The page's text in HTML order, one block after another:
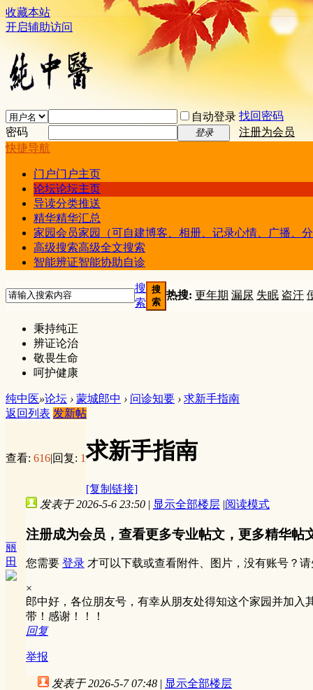
收藏本站
开启辅助访问
自动登录 找回密码
密码
登录
注册为会员
快捷导航
门户门户主页
论坛论坛主页
导读分类推送
精华精华汇总
家园会员家园（可自建博客、相册、记录心情、广播、
高级搜索高级全文搜索
智能辨证智能协助自诊
搜
索
搜
索
热搜: 更年期 漏尿 失眠 盗汗
秉持纯正
辨证论治
敬畏生命
呵护健康
纯中医»论坛 › 蒙城郎中 › 问诊知要 › 求新手指南
返回列表 发新帖
查看: 616|回复: 1求新手指南
[复制链接]
丽
田
发表于 2026-5-6 23:50 | 显示全部楼层 |阅读模式
注册成为会员，查看更多专业帖文，更多精华帖
您需要 登录 才可以下载或查看附件、图片，没有账号？请
×
郎中好，各位朋友号，有幸从朋友处得知这个家园并加
带！感谢！！！
回复
举报
发表于 2026-5-7 07:48 | 显示全部楼层